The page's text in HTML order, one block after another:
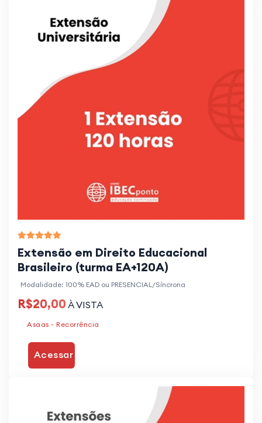
Extensão em Direito Educacional
Brasileiro (turma EA+120A)
Modalidade: 100% EAD ou PRESENCIAL/Síncrona
R$20,00 À VISTA
Asaas - Recorrência
Acessar